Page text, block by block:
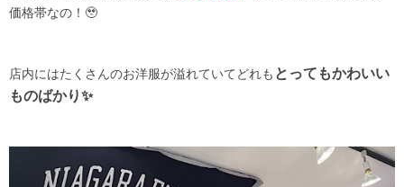
価格帯なの！🥹
店内にはたくさんのお洋服が溢れていてどれも とってもかわいい
ものばかり✨